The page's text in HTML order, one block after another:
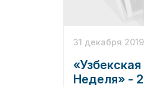
31 декабря 2019
Неделя» -